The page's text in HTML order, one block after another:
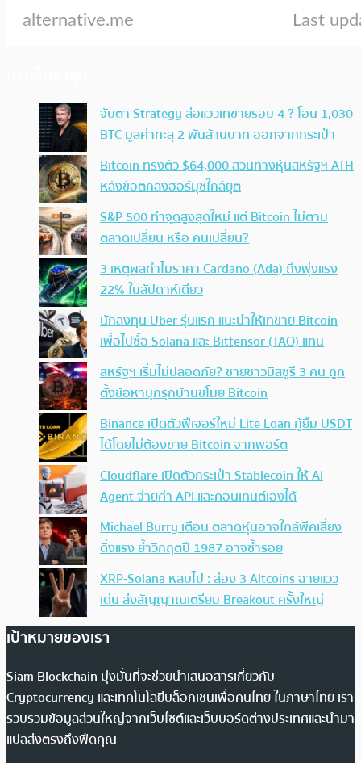
จับตา Strategy ส่อแววเทขายรอบ 4 ? โอน 1,030
BTC มูลค่าทะลุ 2 พันล้านบาท ออกจากกระเป๋า
Bitcoin ทรงตัว $64,000 สวนทางหุ้นสหรัฐฯ ATH
หลังข้อตกลงฮอร์มุซใกล้ยุติ
S&P 500 ทำจุดสูงสุดใหม่ แต่ Bitcoin ไม่ตาม
ตลาดเปลี่ยน หรือ คนเปลี่ยน?
3 เหตุผลทำไมราคา Cardano (Ada) ถึงพุ่งแรง
22% ในสัปดาห์เดียว
นักลงทุน Uber รุ่นแรก แนะนำให้เทขาย Bitcoin
เพื่อไปซื้อ Solana และ Bittensor (TAO) แทน
สหรัฐฯ เริ่มไม่ปลอดภัย? ชายชาวมิสซูรี 3 คน ถูก
ตั้งข้อหาบุกรุกบ้านขโมย Bitcoin
Binance เปิดตัวฟีเจอร์ใหม่ Lite Loan กู้ยืม USDT
ได้โดยไม่ต้องขาย Bitcoin จากพอร์ต
Cloudflare เปิดตัวกระเป๋า Stablecoin ให้ AI
Agent จ่ายค่า API และคอนเทนต์เองได้
Michael Burry เตือน ตลาดหุ้นอาจใกล้พีคเสี่ยง
ดิ่งแรง ย้ำวิกฤตปี 1987 อาจซ้ำรอย
XRP-Solana หลบไป : ส่อง 3 Altcoins ฉายแวว
เด่น ส่งสัญญาณเตรียม Breakout ครั้งใหญ่
เป้าหมายของเรา
Siam Blockchain มุ่งมั่นที่จะช่วยนำเสนอสารเกี่ยวกับ
Cryptocurrency และเทคโนโลยีบล็อกเชนเพื่อคนไทย ในภาษาไทย เรา
รวบรวมข้อมูลส่วนใหญ่จากเว็บไซต์และเว็บบอร์ดต่างประเทศและนำมา
แปลส่งตรงถึงฟีดคุณ